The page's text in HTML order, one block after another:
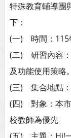
特殊教育輔導團
下：
(一) 時間：115
(二) 研習內容：
及功能使用策略。
(三) 集合地點
(四) 對象：本市
校教師為優先